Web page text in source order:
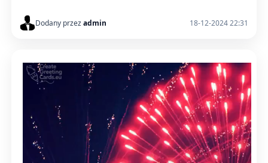
Dodany przezadmin 18-12-2024 22:31